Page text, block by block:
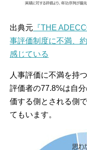
出典元 『THE
事評価制度に不満、
感じている
人事評価に不満を持
評価者の77.8%は自
価する側とされる側
てもいます。